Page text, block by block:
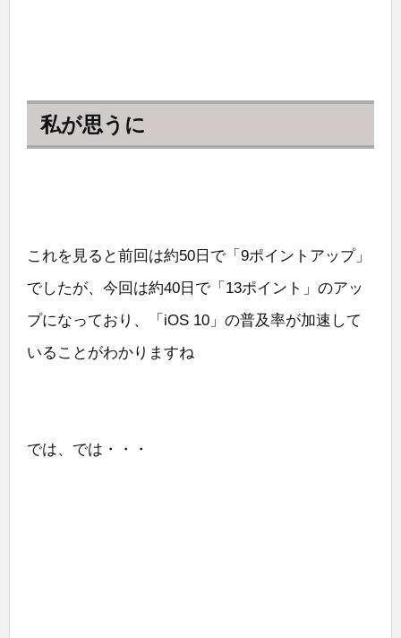
私が思うに
これを見ると前回は約50日で「9ポイントアップ」
でしたが、今回は約40日で「13ポイント」のアッ
プになっており、「iOS 10」の普及率が加速して
いることがわかりますね
では、では・・・